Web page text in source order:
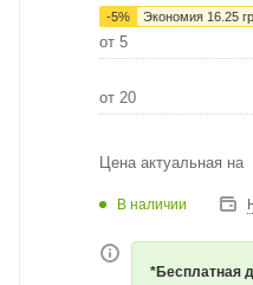
-5% Экономия 16.25
от 5
от 20
Цена актуальная на
В наличии
*Бесплатная